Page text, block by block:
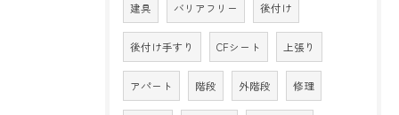
建具 バリアフリー 後付け
後付け手すり CFシート 上張り
アパート 階段 外階段 修理